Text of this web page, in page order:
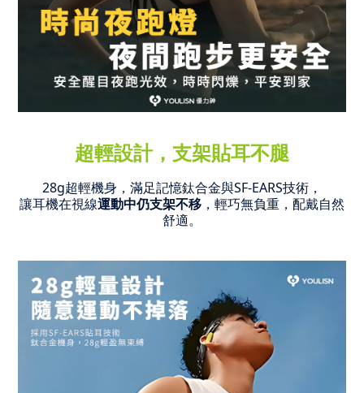
超輕設計，支架貼耳不腿
28g超輕機身，滿足記憶鈦合金與SF-EARS技術，
讓耳機在視線運動中仍支架不移 ，輕巧無負重，配戴自然
舒適。